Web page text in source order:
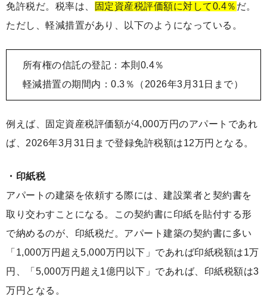
免許税だ。税率は、
固定資産税評価額に対して0.4％ だ。
ただし、軽減措置があり、以下のようになっている。
所有権の信託の登記：本則0.4％
軽減措置の期間内：0.3％（2026年3月31日まで）
例えば、固定資産税評価額が4,000万円のアパートであれ
ば、2026年3月31日まで登録免許税額は12万円となる。
・印紙税
アパートの建築を依頼する際には、建設業者と契約書を
取り交わすことになる。この契約書に印紙を貼付する形
で納めるのが、印紙税だ。アパート建築の契約書に多い
「1,000万円超え5,000万円以下」であれば印紙税額は1万
円、「5,000万円超え1億円以下」であれば、印紙税額は3
万円となる。